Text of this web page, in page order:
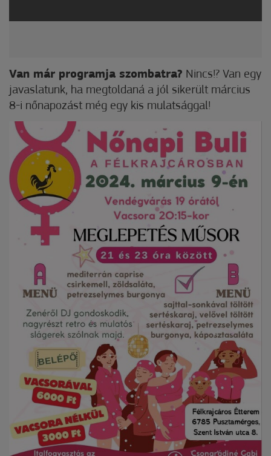
Van már programja szombatra? Nincs!? Van egy
javaslatunk, ha megtoldaná a jól sikerült március
8-i nőnapozást még egy kis mulatsággal!